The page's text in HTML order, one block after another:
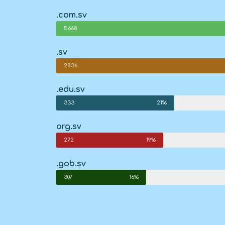
.com.sv
5668
.sv
2836
.edu.sv
333 21%
org.sv
272 19%
.gob.sv
307 16%